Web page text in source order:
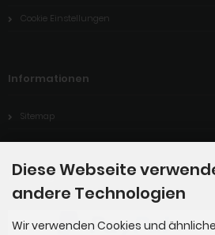
Cookie Einstellungen
Informationen
Sitemap
Zahlungsmethoden
Diese Webseite
andere Technologien
Wir verwenden Cookies und